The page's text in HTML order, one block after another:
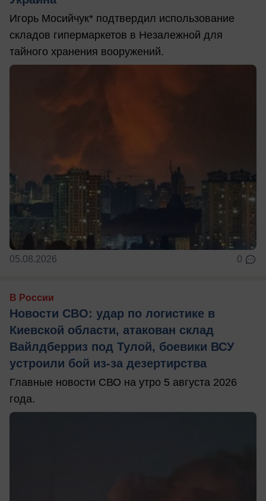
Игорь Мосийчук* подтвердил использование
складов гипермаркетов в Незалежной для
тайного хранения вооружений.
05.08.2026 0
В России
Новости СВО: удар по логистике в
Киевской области, атакован склад
Вайлдберриз под Тулой, боевики ВСУ
устроили бой из-за дезертирства
Главные новости СВО на утро 5 августа 2026
года.